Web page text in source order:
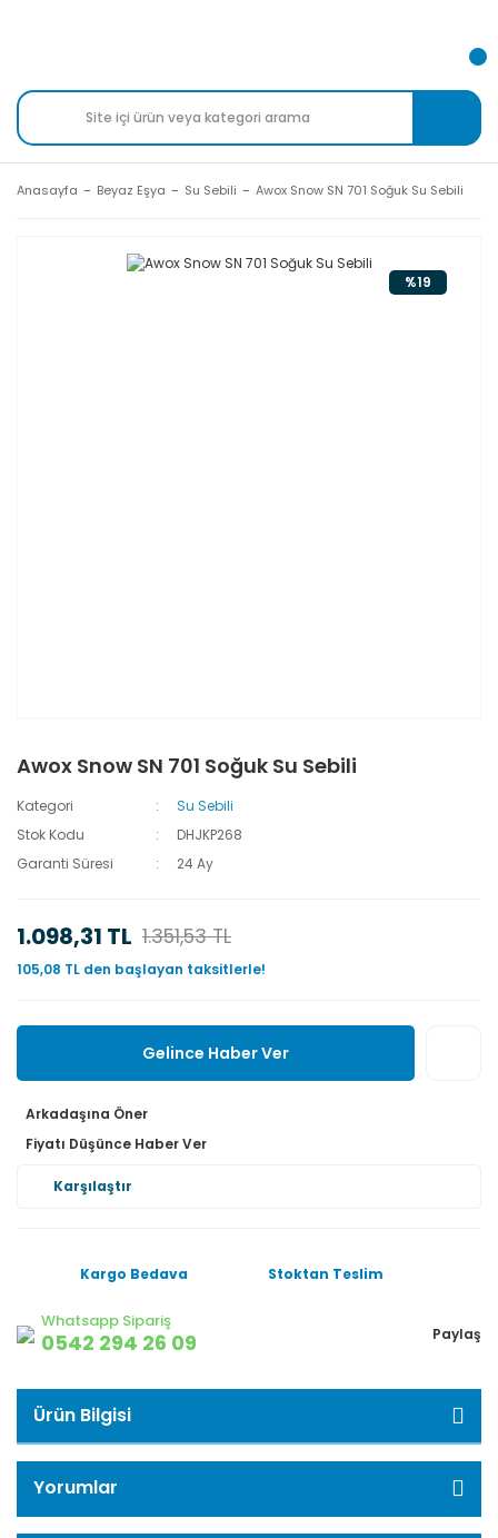
Anasayfa Beyaz Eşya Su Sebili Awox Snow SN 701 Soğuk Su Sebili
%19
Awox Snow SN 701 Soğuk Su Sebili
Kategori
Su Sebili
Stok Kodu
DHJKP268
Garanti Süresi
24 Ay
1.098,31 TL 1.351,53 TL
105,08 TL den başlayan taksitlerle!
Gelince Haber Ver
Arkadaşına Öner
Fiyatı Düşünce Haber Ver
Karşılaştır
Kargo Bedava Stoktan Teslim
Whatsapp Sipariş
0542 294 26 09 Paylaş
Ürün Bilgisi
Yorumlar